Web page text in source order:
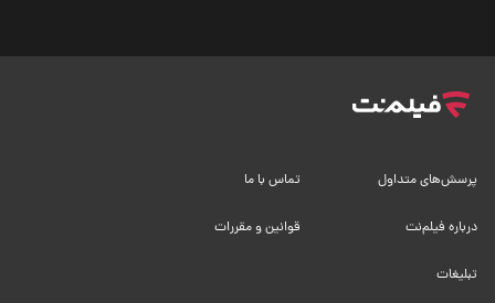
پرسش‌های متداول تماس با ما
درباره فیلم‌نت قوانین و مقررات
تبلیغات